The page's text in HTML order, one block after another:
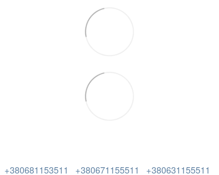
+380681153511 +380671155511 +380631155511